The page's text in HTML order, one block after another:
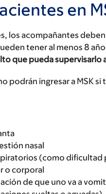
en
los acompañantes
tener al menos 8
que pueda
podrán ingresar a MSK
nasal
(como dificultad
o corporal
de que uno va a